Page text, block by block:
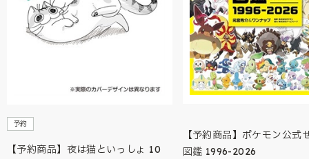
予約
【予約商品】夜は猫といっしょ 10
【予約商品】ポケモン公式
図鑑 1996-2026